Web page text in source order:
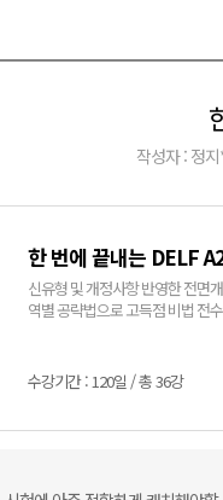
작성자 : 정
한 번에 끝내는 DELF
신유형 및 개정사항 반영한 전면개정판! DELF A2 전 영역을 빈틈없이 파헤친다. 실
역별 공략법으로 고득점 비법 전
수강기간 : 120일 / 총 36강